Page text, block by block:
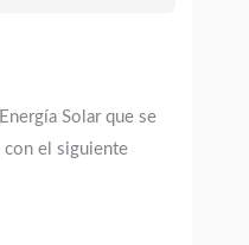
Solar que se
con el siguiente